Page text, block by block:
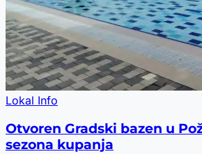
Lokal Info
Otvoren Gradski bazen u
sezona kupanja